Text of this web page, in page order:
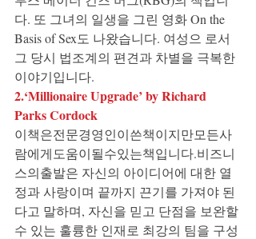
다. 또 그녀의 일생을 그린 영화 On the
Basis of Sex도 나왔습니다. 여성으 로서
그 당시 법조계의 편견과 차별을 극복한
이야기입니다.
2.‘Millionaire Upgrade’ by Richard
Parks Cordock
이책은전문경영인이쓴책이지만모든사
람에게도움이될수있는책입니다.비즈니
스의출발은 자신의 아이디어에 대한 열
정과 사랑이며 끝까지 끈기를 가져야 된
다고 말하며, 자신을 믿고 단점을 보완할
수 있는 훌륭한 인재로 최강의 팀을 구성